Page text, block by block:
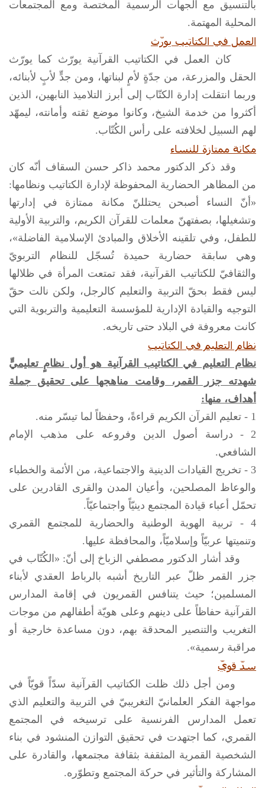
بالتنسيق مع الجهات الرسمية المختصة ومع المجتمعات
المحلية المهتمة.
العمل في الكتاتيب يورّث
كان العمل في الكتاتيب القرآنية يورّث كما يورّث
الحقل والمزرعة، من جدّةٍ لأمٍ لبناتها، ومن جدٍّ لأبٍ لأبنائه،
وربما انتقلت إدارة الكتّاب إلى أبرز التلاميذ النابهين، الذين
أكثروا من خدمة الشيخ، وكانوا موضع ثقته وأمانته، ليمهّد
لهم السبيل لخلافته على رأس الكُتّاب.
مكانة ممتازة للنساء
وقد ذكر الدكتور محمد ذاكر حسن السقاف أنّه كان
من المظاهر الحضارية المحفوظة لإدارة الكتاتيب ونظامها:
«أنّ النساء أصبحن يحتللنّ مكانة ممتازة في إدارتها
وتشغيلها، بصفتهنّ معلمات للقرآن الكريم، والتربية الأولية
للطفل، وفي تلقينه الأخلاق والمبادئ الإسلامية الفاضلة»،
وهي سابقة حضارية حميدة تُسجّل للنظام التربويّ
والثقافيّ للكتاتيب القرآنية، فقد تمتعت المرأة في ظلالها
ليس فقط بحقّ التربية والتعليم كالرجل، ولكن نالت حقّ
التوجيه والقيادة الإدارية للمؤسسة التعليمية والتربوية التي
كانت معروفة في البلاد حتى تاريخه.
نظام التعليم في الكتاتيب
نظام التعليم في الكتاتيب القرآنية هو أول نظامٍ تعليميٍّ
شهدته جزر القمر، وقامت مناهجها على تحقيق جملة
أهداف، منها:
1 - تعليم القرآن الكريم قراءةً، وحفظاً لما تيسّر منه.
2 - دراسة أصول الدين وفروعه على مذهب الإمام
الشافعي.
3 - تخريج القيادات الدينية والاجتماعية، من الأئمة والخطباء
والوعاظ المصلحين، وأعيان المدن والقرى القادرين على
تحمّل أعباء قيادة المجتمع دينيّاً واجتماعيّاً.
4 - تربية الهوية الوطنية والحضارية للمجتمع القمري
وتنميتها عربيّاً وإسلاميّاً، والمحافظة عليها.
وقد أشار الدكتور مصطفي الزباخ إلى أنّ: «الكُتّاب في
جزر القمر ظلّ عبر التاريخ أشبه بالرباط العقدي لأبناء
المسلمين؛ حيث يتنافس القمريون في إقامة المدارس
القرآنية حفاظاً على دينهم وعلى هويّة أطفالهم من موجات
التغريب والتنصير المحدقة بهم، دون مساعدة خارجية أو
مراقبة رسمية».
سدّ قويّ
ومن أجل ذلك ظلت الكتاتيب القرآنية سدّاً قويّاً في
مواجهة الفكر العلمانيّ التغريبيّ في التربية والتعليم الذي
تعمل المدارس الفرنسية على ترسيخه في المجتمع
القمري، كما اجتهدت في تحقيق التوازن المنشود في بناء
الشخصية القمرية المثقفة بثقافة مجتمعها، والقادرة على
المشاركة والتأثير في حركة المجتمع وتطوّره.